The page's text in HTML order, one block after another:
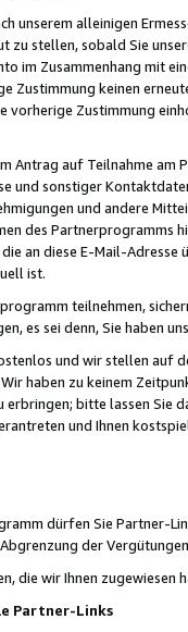
unserem alleinigen
zu stellen, sobald Sie
im Zusammenhang mit
Zustimmung keinen
vorherige Zustimmung
Antrag auf Teilnahme
und sonstiger
und andere
des Partnerprogramms
an diese E-Mail-
ist.
teilnehmen,
es sei denn, Sie haben
und wir stellen auf
haben zu keinem
bitte lassen Sie
und Ihnen
dürfen Sie Partner-
der
die wir Ihnen zugewiesen
Partner-Links